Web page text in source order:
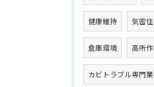
健康維持 気密
倉庫環境 高所
カビトラブル専門